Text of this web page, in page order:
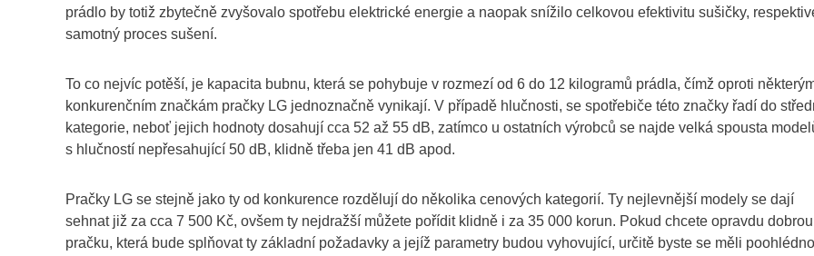
prádlo by totiž zbytečně zvyšovalo spotřebu elektrické energie a naopak snížilo celkovou efektivitu sušičky,
samotný proces sušení.
To co nejvíc potěší, je kapacita bubnu, která se pohybuje v rozmezí od 6 do 12 kilogramů prádla, čímž oproti
konkurenčním značkám pračky LG jednoznačně vynikají. V případě hlučnosti, se spotřebiče této značky řadí do
kategorie, neboť jejich hodnoty dosahují cca 52 až 55 dB, zatímco u ostatních výrobců se najde velká spousta
s hlučností nepřesahující 50 dB, klidně třeba jen 41 dB apod.
Pračky LG se stejně jako ty od konkurence rozdělují do několika cenových kategorií. Ty nejlevnější modely se dají
sehnat již za cca 7 500 Kč, ovšem ty nejdražší můžete pořídit klidně i za 35 000 korun. Pokud chcete opravdu dobrou
pračku, která bude splňovat ty základní požadavky a jejíž parametry budou vyhovující, určitě byste se měli